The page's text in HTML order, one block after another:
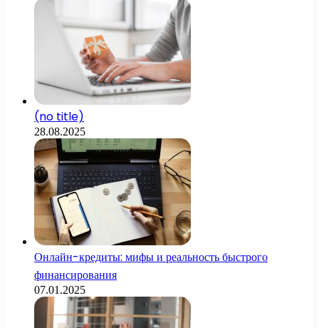
(no title)
28.08.2025
Онлайн-кредиты: мифы и реальность быстрого
финансирования
07.01.2025